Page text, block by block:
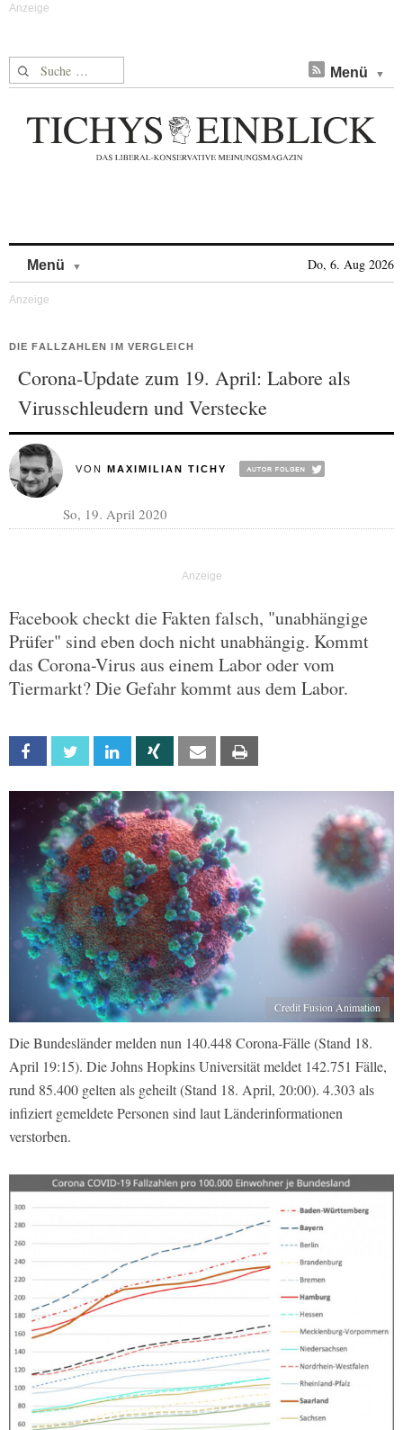
Suche nach: Menü
Menü Do, 6. Aug 2026
DIE FALLZAHLEN IM VERGLEICH
Corona-Update zum 19. April: Labore als
Virusschleudern und Verstecke
VON MAXIMILIAN TICHY
So, 19. April 2020
Facebook checkt die Fakten falsch, "unabhängige
Prüfer" sind eben doch nicht unabhängig. Kommt
das Corona-Virus aus einem Labor oder vom
Tiermarkt? Die Gefahr kommt aus dem Labor.
Facebook Twitter Linkedin Xing Email
Credit Fusion Animation
Die Bundesländer melden nun 140.448 Corona-Fälle (Stand 18.
April 19:15). Die Johns Hopkins Universität meldet 142.751 Fälle,
rund 85.400 gelten als geheilt (Stand 18. April, 20:00). 4.303 als
infiziert gemeldete Personen sind laut Länderinformationen
verstorben.